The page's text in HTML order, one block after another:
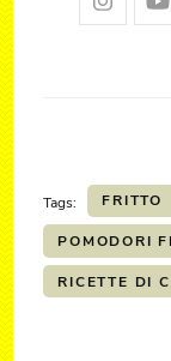
Tags: FRITTO
POMODORI
RICETTE DI